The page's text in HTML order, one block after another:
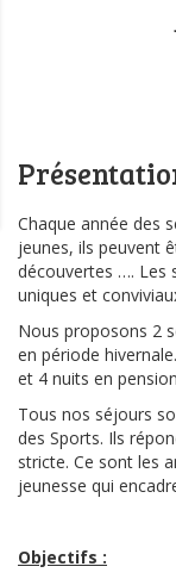
Chaque année des
jeunes, ils peuvent
découvertes …. Les
uniques et
Nous proposons 2
en période
et 4 nuits en
Tous nos séjours
des Sports. Ils
stricte. Ce sont les
jeunesse qui
Objectifs :